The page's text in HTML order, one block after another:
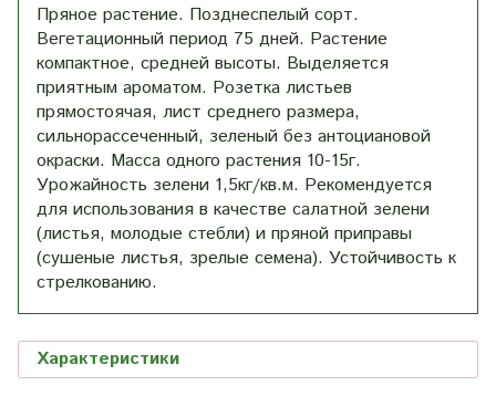
Пряное растение. Позднеспелый сорт.
Вегетационный период 75 дней. Растение
компактное, средней высоты. Выделяется
приятным ароматом. Розетка листьев
прямостоячая, лист среднего размера,
сильнорассеченный, зеленый без антоциановой
окраски. Масса одного растения 10-15г.
Урожайность зелени 1,5кг/кв.м. Рекомендуется
для использования в качестве салатной зелени
(листья, молодые стебли) и пряной приправы
(сушеные листья, зрелые семена). Устойчивость к
стрелкованию.
Характеристики